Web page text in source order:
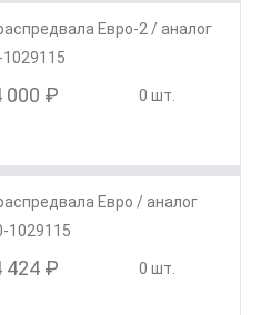
Евро-2 / аналог
000 ₽ 0 шт.
Евро / аналог
1029115
424 ₽ 0 шт.